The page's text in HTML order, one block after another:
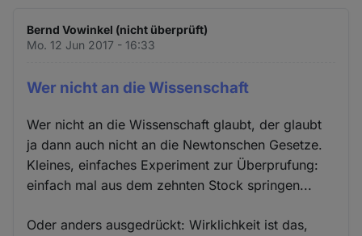
Bernd Vowinkel (nicht überprüft)
Mo. 12 Jun 2017 - 16:33
Wer nicht an die Wissenschaft
Wer nicht an die Wissenschaft glaubt, der glaubt
ja dann auch nicht an die Newtonschen Gesetze.
Kleines, einfaches Experiment zur Überprufung:
einfach mal aus dem zehnten Stock springen...
Oder anders ausgedrückt: Wirklichkeit ist das,